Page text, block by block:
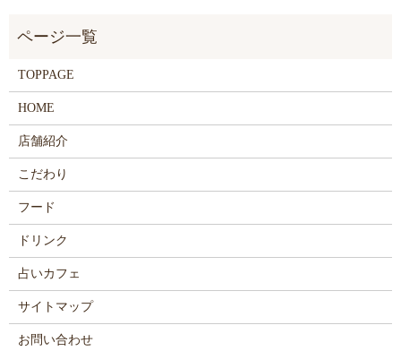
TOPPAGE
HOME
店舗紹介
こだわり
フード
ドリンク
占いカフェ
サイトマップ
お問い合わせ